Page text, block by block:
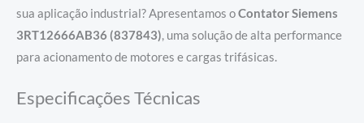
sua aplicação industrial? Apresentamos oContator Siemens
3RT12666AB36 (837843), uma solução de alta performance
para acionamento de motores e cargas trifásicas.
Especificações Técnicas